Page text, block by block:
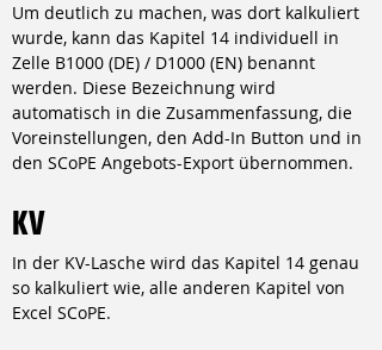
Um deutlich zu machen, was dort kalkuliert
wurde, kann das Kapitel 14 individuell in
Zelle B1000 (DE) / D1000 (EN) benannt
werden. Diese Bezeichnung wird
automatisch in die Zusammenfassung, die
Voreinstellungen, den Add-In Button und in
den SCoPE Angebots-Export übernommen.
KV
In der KV-Lasche wird das Kapitel 14 genau
so kalkuliert wie, alle anderen Kapitel von
Excel SCoPE.